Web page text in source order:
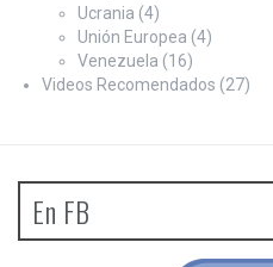
Ucrania (4)
Unión Europea (4)
Venezuela (16)
Videos Recomendados (27)
En FB